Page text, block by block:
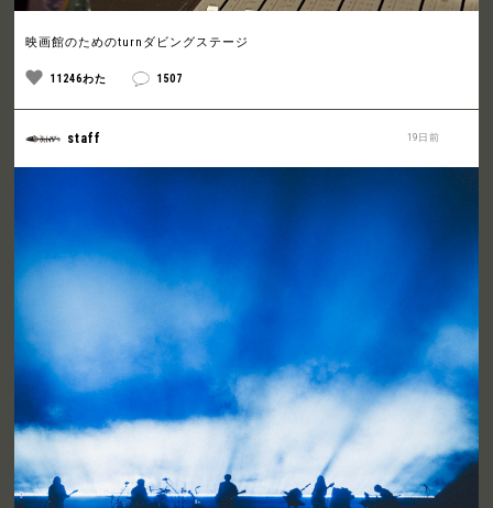
映画館のためのturnダビングステージ
11246わた 1507
19日前
staff